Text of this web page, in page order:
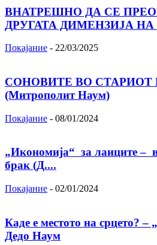
ВНАТРЕШНО ДА СЕ
ДРУГАТА ДИМЕНЗИЈА НА
Покајание - 22/03/2025
СОНОВИТЕ ВО СТАРИОТ
(Митрополит Наум)
Покајание - 08/01/2024
„Икономија“ за лаиците –
брак (Д....
Покајание - 02/01/2024
Каде е местото на срцето? –
Дедо Наум